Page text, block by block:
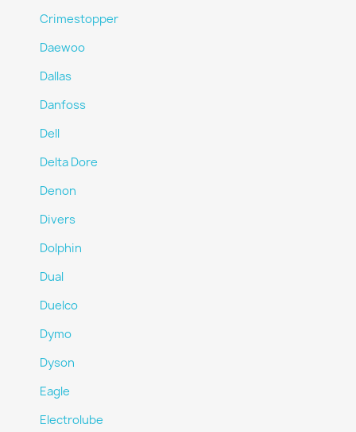
Crimestopper
Daewoo
Dallas
Danfoss
Dell
Delta Dore
Denon
Divers
Dolphin
Dual
Duelco
Dymo
Dyson
Eagle
Electrolube